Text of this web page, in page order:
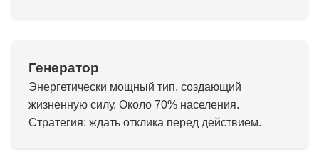
Генератор
Энергетически мощный тип, создающий
жизненную силу. Около 70% населения.
Стратегия: ждать отклика перед действием.